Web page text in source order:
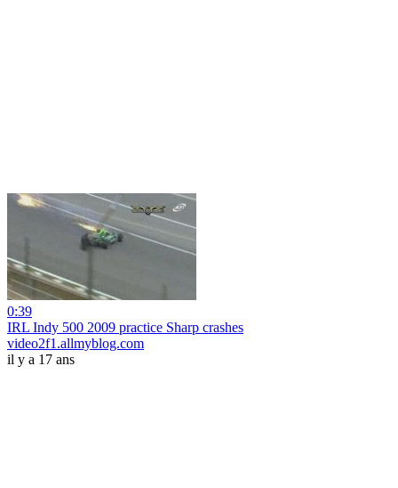
0:39
IRL Indy 500 2009 practice Sharp crashes
video2f1.allmyblog.com
il y a 17 ans